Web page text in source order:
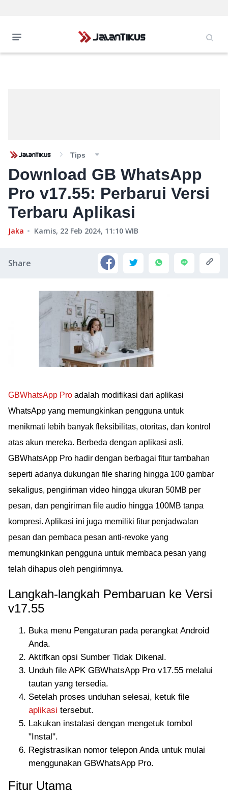
Tips
Download GB WhatsApp
Pro v17.55: Perbarui Versi
Terbaru Aplikasi
Jaka Kamis, 22 Feb 2024, 11:10 WIB
Share
GBWhatsApp Pro adalah modifikasi dari aplikasi
WhatsApp yang memungkinkan pengguna untuk
menikmati lebih banyak fleksibilitas, otoritas, dan kontrol
atas akun mereka. Berbeda dengan aplikasi asli,
GBWhatsApp Pro hadir dengan berbagai fitur tambahan
seperti adanya dukungan file sharing hingga 100 gambar
sekaligus, pengiriman video hingga ukuran 50MB per
pesan, dan pengiriman file audio hingga 100MB tanpa
kompresi. Aplikasi ini juga memiliki fitur penjadwalan
pesan dan pembaca pesan anti-revoke yang
memungkinkan pengguna untuk membaca pesan yang
telah dihapus oleh pengirimnya.
Langkah-langkah Pembaruan ke Versi
v17.55
Buka menu Pengaturan pada perangkat Android
Anda.
Aktifkan opsi Sumber Tidak Dikenal.
Unduh file APK GBWhatsApp Pro v17.55 melalui
tautan yang tersedia.
Setelah proses unduhan selesai, ketuk file
aplikasi tersebut.
Lakukan instalasi dengan mengetuk tombol
"Instal".
Registrasikan nomor telepon Anda untuk mulai
menggunakan GBWhatsApp Pro.
Fitur Utama